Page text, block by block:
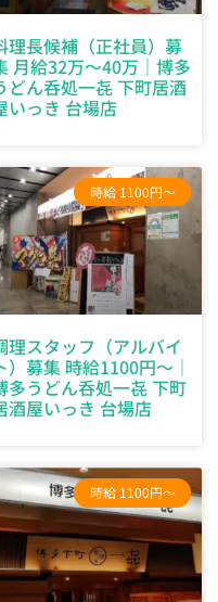
理長候補（正社員）募
月給32万～40万｜博多
どん呑処一㐂 下町居酒
いっき 台場店
時給 1100円～
理スタッフ（アルバイ
）募集 時給1100円～｜
多うどん呑処一㐂 下町
酒屋いっき 台場店
時給 1100円～